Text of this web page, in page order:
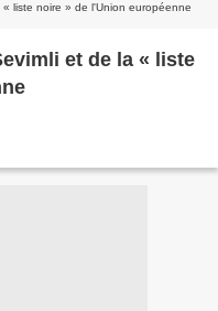
liste noire » de l'Union européenne
et de la « liste